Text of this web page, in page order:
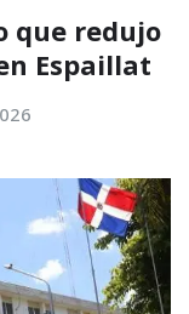
que redujo
Espaillat